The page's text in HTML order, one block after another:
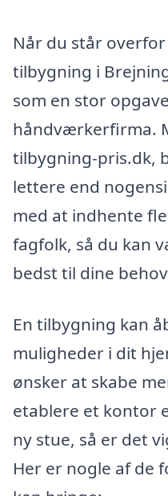
Når du står
tilbygning i
som en stor
håndværkerfirma.
tilbygning-pris.dk,
lettere end
med at indhente
fagfolk, så du kan
bedst til dine
En tilbygning kan
muligheder i dit
ønsker at skabe
etablere et kontor
ny stue, så er det
Her er nogle af de